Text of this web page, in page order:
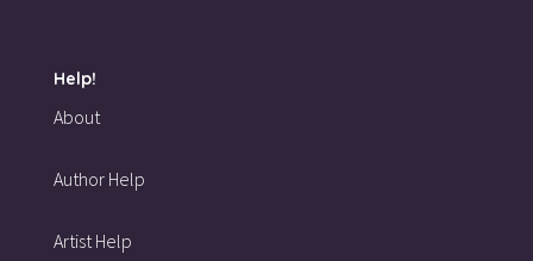
Help!
About
Author Help
Artist Help